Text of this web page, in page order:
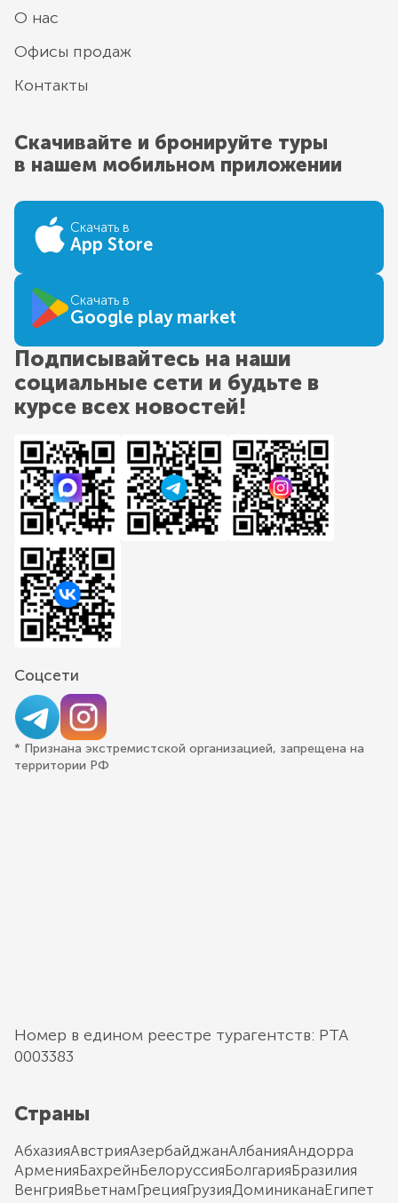
О нас
Офисы продаж
Контакты
Скачивайте и бронируйте туры
в нашем мобильном приложении
Скачать в
App Store
Скачать в
Google play market
Подписывайтесь на наши
социальные сети и будьте в
курсе всех новостей!
Соцсети
* Признана экстремистской организацией, запрещена на
территории РФ
Номер в едином реестре турагентств: РТА
0003383
Страны
АбхазияАвстрияАзербайджанАлбанияАндорра
АрменияБахрейнБелоруссияБолгарияБразилия
ВенгрияВьетнамГрецияГрузияДоминиканаЕгипет